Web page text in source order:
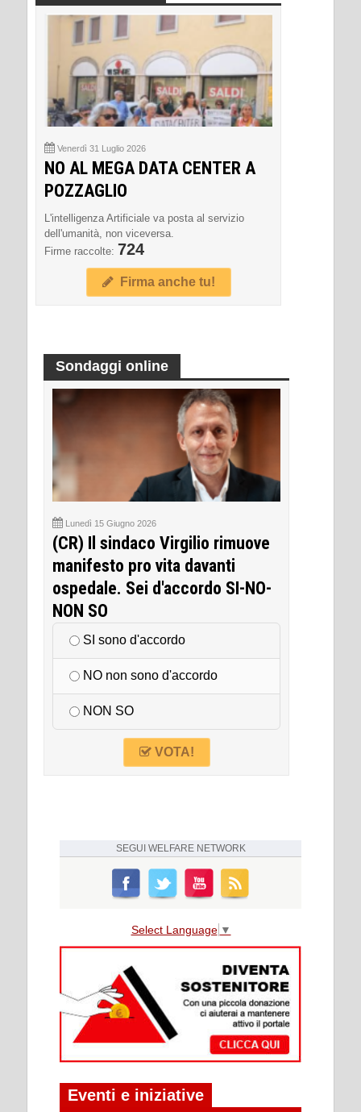
Venerdì 31 Luglio 2026
NO AL MEGA DATA CENTER A
POZZAGLIO
L'intelligenza Artificiale va posta al servizio
dell'umanità, non viceversa.
Firme raccolte: 724
Firma anche tu!
Sondaggi online
Lunedì 15 Giugno 2026
(CR) Il sindaco Virgilio rimuove
manifesto pro vita davanti
ospedale. Sei d'accordo SI-NO-
NON SO
SI sono d'accordo
NO non sono d'accordo
NON SO
VOTA!
SEGUI WELFARE NETWORK
Select Language ▼
Eventi e iniziative